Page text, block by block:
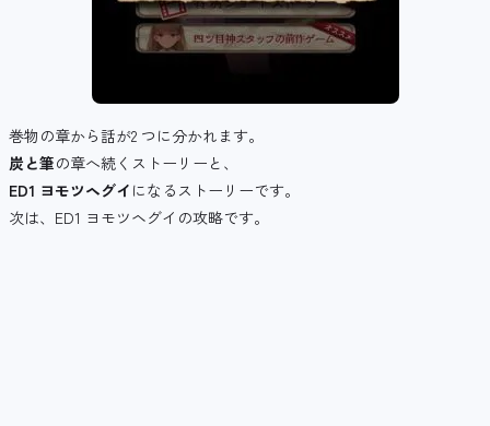
巻物の章から話が2 つに分かれます。
炭と筆の章へ続くストーリーと、
ED1 ヨモツヘグイ になるストーリーです。
次は、ED1 ヨモツヘグイの攻略です。